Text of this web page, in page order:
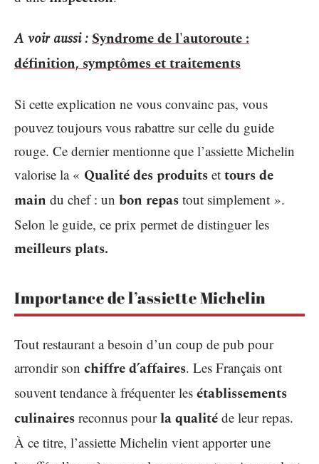
A voir aussi :Syndrome de l'autoroute :
définition, symptômes et traitements
Si cette explication ne vous convainc pas, vous
pouvez toujours vous rabattre sur celle du guide
rouge. Ce dernier mentionne que l’assiette Michelin
valorise la « Qualité des produits et tours de
main du chef : un bon repas tout simplement ».
Selon le guide, ce prix permet de distinguer les
meilleurs plats.
Importance de l’assiette Michelin
Tout restaurant a besoin d’un coup de pub pour
arrondir son chiffre d’affaires. Les Français ont
souvent tendance à fréquenter les établissements
culinaires reconnus pourla qualité de leur repas.
À ce titre, l’assiette Michelin vient apporter une